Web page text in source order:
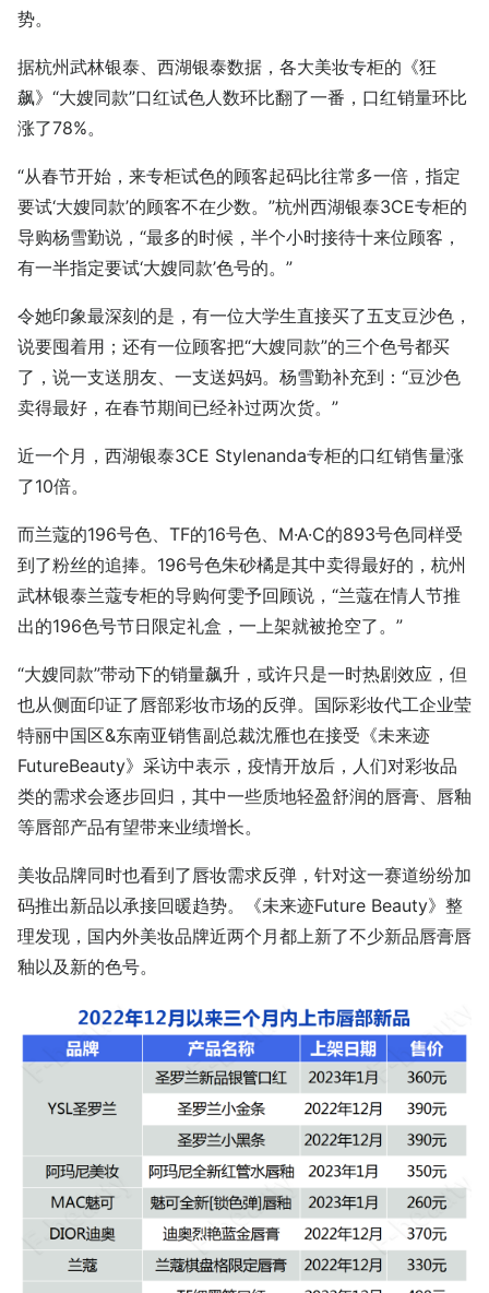
势。
据杭州武林银泰、西湖银泰数据，各大美妆专柜的《狂
飙》“大嫂同款”口红试色人数环比翻了一番，口红销量环比
涨了78%。
“从春节开始，来专柜试色的顾客起码比往常多一倍，指定
要试‘大嫂同款’的顾客不在少数。”杭州西湖银泰3CE专柜的
导购杨雪勤说，“最多的时候，半个小时接待十来位顾客，
有一半指定要试‘大嫂同款’色号的。”
令她印象最深刻的是，有一位大学生直接买了五支豆沙色，
说要囤着用；还有一位顾客把“大嫂同款”的三个色号都买
了，说一支送朋友、一支送妈妈。杨雪勤补充到：“豆沙色
卖得最好，在春节期间已经补过两次货。”
近一个月，西湖银泰3CE Stylenanda专柜的口红销售量涨
了10倍。
而兰蔻的196号色、TF的16号色、M·A·C的893号色同样受
到了粉丝的追捧。196号色朱砂橘是其中卖得最好的，杭州
武林银泰兰蔻专柜的导购何雯予回顾说，“兰蔻在情人节推
出的196色号节日限定礼盒，一上架就被抢空了。”
“大嫂同款”带动下的销量飙升，或许只是一时热剧效应，但
也从侧面印证了唇部彩妆市场的反弹。国际彩妆代工企业莹
特丽中国区&东南亚销售副总裁沈雁也在接受《未来迹
FutureBeauty》采访中表示，疫情开放后，人们对彩妆品
类的需求会逐步回归，其中一些质地轻盈舒润的唇膏、唇釉
等唇部产品有望带来业绩增长。
美妆品牌同时也看到了唇妆需求反弹，针对这一赛道纷纷加
码推出新品以承接回暖趋势。《未来迹Future Beauty》整
理发现，国内外美妆品牌近两个月都上新了不少新品唇膏唇
釉以及新的色号。